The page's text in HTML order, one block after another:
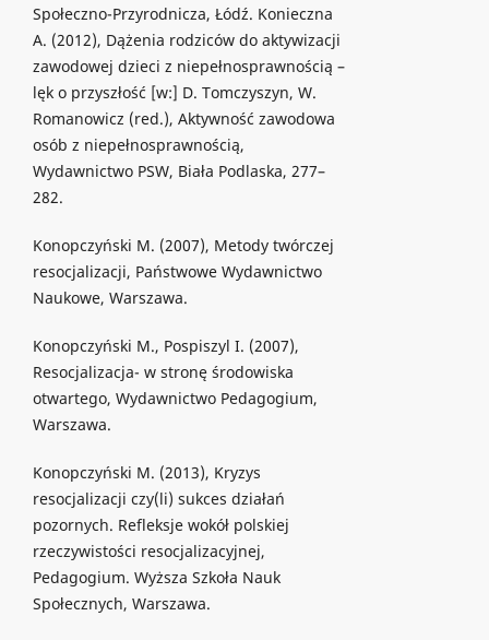
Społeczno-Przyrodnicza, Łódź. Konieczna
A. (2012), Dążenia rodziców do aktywizacji
zawodowej dzieci z niepełnosprawnością –
lęk o przyszłość [w:] D. Tomczyszyn, W.
Romanowicz (red.), Aktywność zawodowa
osób z niepełnosprawnością,
Wydawnictwo PSW, Biała Podlaska, 277–
282.
Konopczyński M. (2007), Metody twórczej
resocjalizacji, Państwowe Wydawnictwo
Naukowe, Warszawa.
Konopczyński M., Pospiszyl I. (2007),
Resocjalizacja- w stronę środowiska
otwartego, Wydawnictwo Pedagogium,
Warszawa.
Konopczyński M. (2013), Kryzys
resocjalizacji czy(li) sukces działań
pozornych. Refleksje wokół polskiej
rzeczywistości resocjalizacyjnej,
Pedagogium. Wyższa Szkoła Nauk
Społecznych, Warszawa.